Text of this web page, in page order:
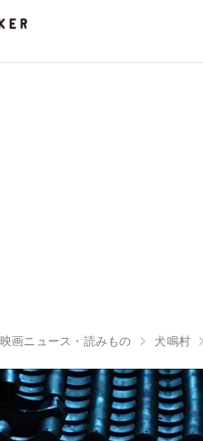
映画ニュース・読みもの 犬鳴村